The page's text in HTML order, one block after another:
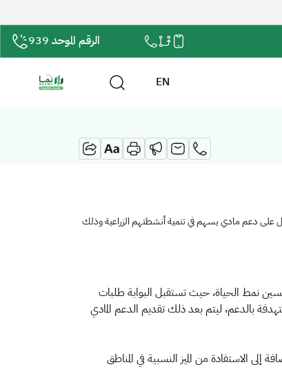
الرقم الموحد 939
EN
على دعم مادي يسهم في تنمية أنشطتهم الزراعية وذلك
نمط الحياة، حيث تستقبل البوابة طلبات
بالدعم، ليتم بعد ذلك تقديم الدعم المادي
إلى الاستفادة من الميز النسبية في المناطق